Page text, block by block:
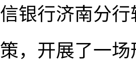
信银行济南分
策，开展了一